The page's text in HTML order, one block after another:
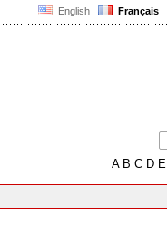
English Français
AB C D E